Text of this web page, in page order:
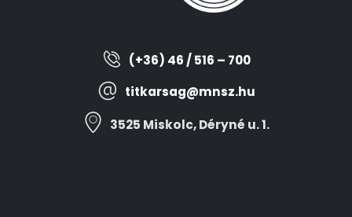
(+36) 46 / 516 – 700
titkarsag@mnsz.hu
3525 Miskolc, Déryné u. 1.